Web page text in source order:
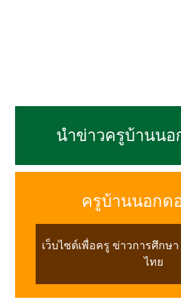
นำข่าวครูบ้านนอ
ครูบ้านนอกด
เว็บไซต์เพื่อครู ข่าวการศึกษ
ไทย